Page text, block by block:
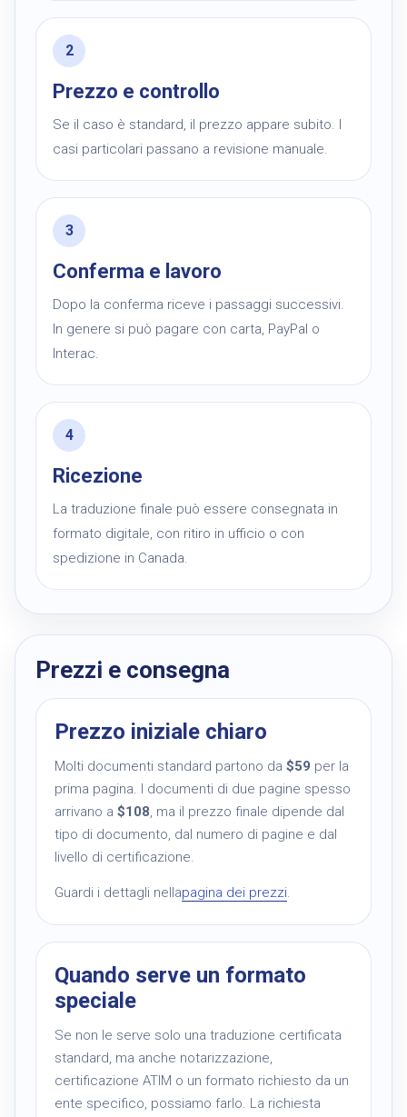
Prezzo e controllo
Se il caso è standard, il prezzo appare subito. I
casi particolari passano a revisione manuale.
Conferma e lavoro
Dopo la conferma riceve i passaggi successivi.
In genere si può pagare con carta, PayPal o
Interac.
Ricezione
La traduzione finale può essere consegnata in
formato digitale, con ritiro in ufficio o con
spedizione in Canada.
Prezzi e consegna
Prezzo iniziale chiaro
Molti documenti standard partono da $59 per la
prima pagina. I documenti di due pagine spesso
arrivano a $108, ma il prezzo finale dipende dal
tipo di documento, dal numero di pagine e dal
livello di certificazione.
Guardi i dettagli nellapagina dei prezzi.
Quando serve un formato
speciale
Se non le serve solo una traduzione certificata
standard, ma anche notarizzazione,
certificazione ATIM o un formato richiesto da un
ente specifico, possiamo farlo. La richiesta